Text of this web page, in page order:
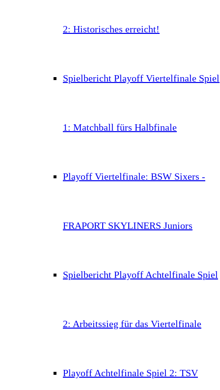
2: Historisches erreicht!
Spielbericht Playoff Viertelfinale Spiel
1: Matchball fürs Halbfinale
Playoff Viertelfinale: BSW Sixers -
FRAPORT SKYLINERS Juniors
Spielbericht Playoff Achtelfinale Spiel
2: Arbeitssieg für das Viertelfinale
Playoff Achtelfinale Spiel 2: TSV